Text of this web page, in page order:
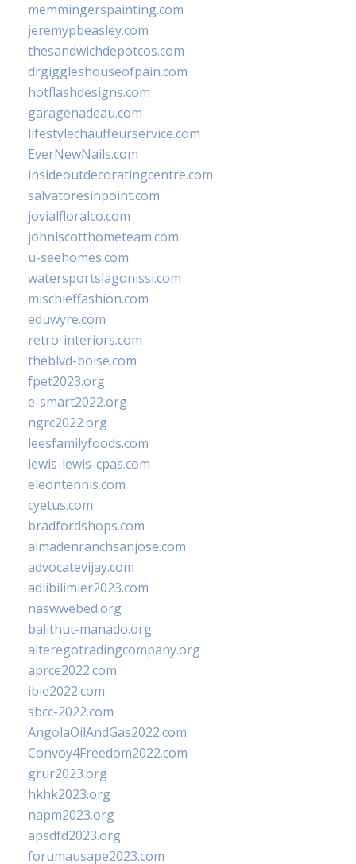
memmingerspainting.com
jeremypbeasley.com
thesandwichdepotcos.com
drgiggleshouseofpain.com
hotflashdesigns.com
garagenadeau.com
lifestylechauffeurservice.com
EverNewNails.com
insideoutdecoratingcentre.com
salvatoresinpoint.com
jovialfloralco.com
johnlscotthometeam.com
u-seehomes.com
watersportslagonissi.com
mischieffashion.com
eduwyre.com
retro-interiors.com
theblvd-boise.com
fpet2023.org
e-smart2022.org
ngrc2022.org
leesfamilyfoods.com
lewis-lewis-cpas.com
eleontennis.com
cyetus.com
bradfordshops.com
almadenranchsanjose.com
advocatevijay.com
adlibilimler2023.com
naswwebed.org
balithut-manado.org
alteregotradingcompany.org
aprce2022.com
ibie2022.com
sbcc-2022.com
AngolaOilAndGas2022.com
Convoy4Freedom2022.com
grur2023.org
hkhk2023.org
napm2023.org
apsdfd2023.org
forumausape2023.com